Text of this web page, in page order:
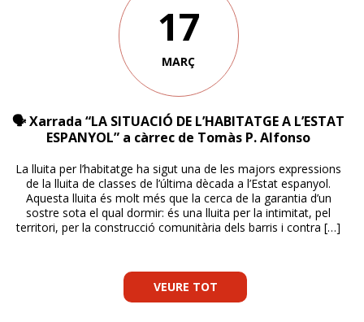
17
MARÇ
🗣 Xarrada “LA SITUACIÓ DE L’HABITATGE A L’ESTAT
ESPANYOL” a càrrec de Tomàs P. Alfonso
La lluita per l’habitatge ha sigut una de les majors expressions
de la lluita de classes de l’última dècada a l’Estat espanyol.
Aquesta lluita és molt més que la cerca de la garantia d’un
sostre sota el qual dormir: és una lluita per la intimitat, pel
territori, per la construcció comunitària dels barris i contra […]
VEURE TOT